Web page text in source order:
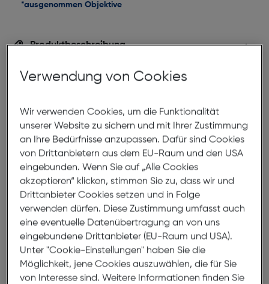
*ausgenommen Objektive
Produktbeschreibung
Kodak FZ55 Digitalkamera blau
Lernen Sie die FZ55 Friendly Zoom
aus der KODAK PIXPRO
Digitalkamera-Kollektion kennen.
Dieses schlanke Point-and-Shoot-Modell bietet
dank des wiederaufladbaren Lithium-Ionen-Akkus
ein deutliches Plus an Leistung. HD-
Videoaufnahmen per Knopfdruck, ein 28-mm-
Weitwinkelobjektiv und zahlreiche Funktionen und
Aufnahmemodi ermöglichen es Ihnen, Ihrer
Kreativität freien Lauf zu lassen. KODAK PIXPRO
Verwendung von Cookies
Wir verwenden Cookies, um die Funktionalität
unserer Website zu sichern und mit Ihrer Zustimmung
an Ihre Bedürfnisse anzupassen. Dafür sind Cookies
von Drittanbietern aus dem EU-Raum und den USA
eingebunden. Wenn Sie auf „Alle Cookies
akzeptieren“ klicken, stimmen Sie zu, dass wir und
Drittanbieter Cookies setzen und in Folge
verwenden dürfen. Diese Zustimmung umfasst auch
eine eventuelle Datenübertragung an von uns
eingebundene Drittanbieter (EU-Raum und USA).
Unter "Cookie-Einstellungen" haben Sie die
Möglichkeit, jene Cookies auszuwählen, die für Sie
von Interesse sind. Weitere Informationen finden Sie